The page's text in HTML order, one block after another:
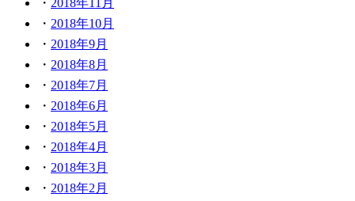
2018年11月
2018年10月
2018年9月
2018年8月
2018年7月
2018年6月
2018年5月
2018年4月
2018年3月
2018年2月